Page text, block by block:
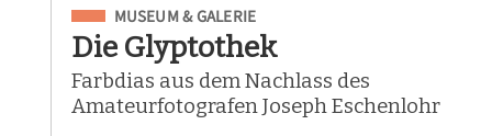
Eingeordnet unter
MUSEUM & GALERIE
Die Glyptothek
Farbdias aus dem Nachlass des
Amateurfotografen Joseph Eschenlohr